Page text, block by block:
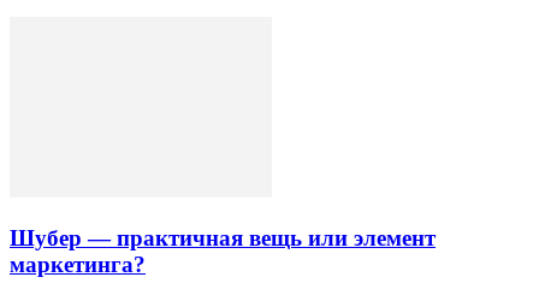
Шубер — практичная вещь или элемент
маркетинга?